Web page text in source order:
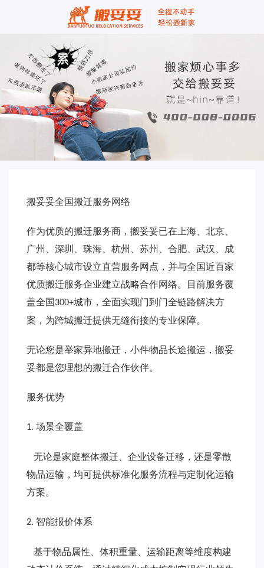
搬妥妥全国搬迁服务网络
作为优质的搬迁服务商，搬妥妥已在上海、北京、
广州、深圳、珠海、杭州、苏州、合肥、武汉、成
都等核心城市设立直营服务网点，并与全国近百家
优质搬迁服务企业建立战略合作网络。目前服务覆
盖全国 300+城市，全面实现门到门全链路解决方
案，为跨城搬迁提供无缝衔接的专业保障。
无论您是举家异地搬迁，小件物品长途搬运，搬妥
妥都是您理想的搬迁合作伙伴。
服务优势
1. 场景全覆盖
无论是家庭整体搬迁、企业设备迁移，还是零散
物品运输，均可提供标准化服务流程与定制化运输
方案。
2. 智能报价体系
基于物品属性、体积重量、运输距离等维度构建